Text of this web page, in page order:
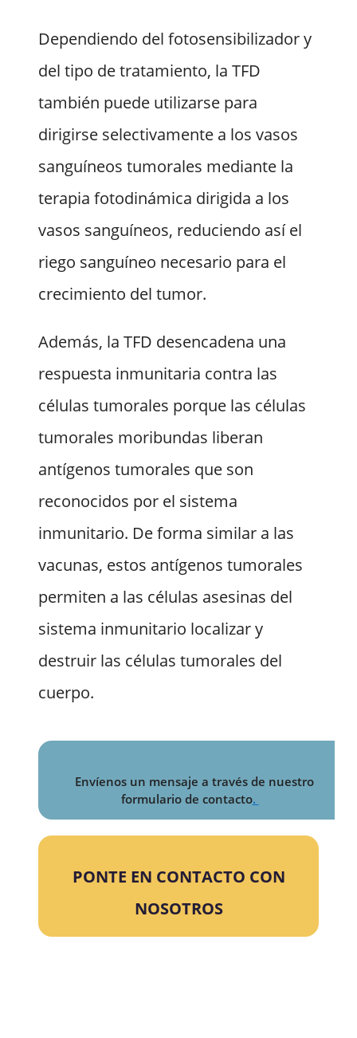
Dependiendo del fotosensibilizador y
del tipo de tratamiento, la TFD
también puede utilizarse para
dirigirse selectivamente a los vasos
sanguíneos tumorales mediante la
terapia fotodinámica dirigida a los
vasos sanguíneos, reduciendo así el
riego sanguíneo necesario para el
crecimiento del tumor.
Además, la TFD desencadena una
respuesta inmunitaria contra las
células tumorales porque las células
tumorales moribundas liberan
antígenos tumorales que son
reconocidos por el sistema
inmunitario. De forma similar a las
vacunas, estos antígenos tumorales
permiten a las células asesinas del
sistema inmunitario localizar y
destruir las células tumorales del
cuerpo.
Envíenos un mensaje a través de nuestro
formulario de contacto.
PONTE EN CONTACTO CON
NOSOTROS